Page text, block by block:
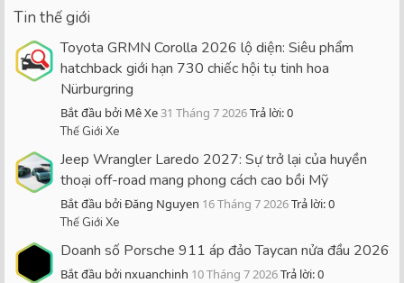
Tin thế giới
Toyota GRMN Corolla 2026 lộ diện: Siêu phẩm
hatchback giới hạn 730 chiếc hội tụ tinh hoa
Nürburgring
Bắt đầu bởi Mê Xe31 Tháng 7 2026Trả lời: 0
Thế Giới Xe
Jeep Wrangler Laredo 2027: Sự trở lại của huyền
thoại off-road mang phong cách cao bồi Mỹ
Bắt đầu bởi Đăng Nguyen 16 Tháng 7 2026Trả lời: 0
Thế Giới Xe
Doanh số Porsche 911 áp đảo Taycan nửa đầu 2026
Bắt đầu bởi nxuanchinh 10 Tháng 7 2026Trả lời: 0